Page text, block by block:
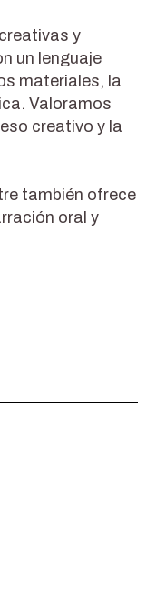
y
un lenguaje
materiales, la
Valoramos
creativo y la
también ofrece
oral y